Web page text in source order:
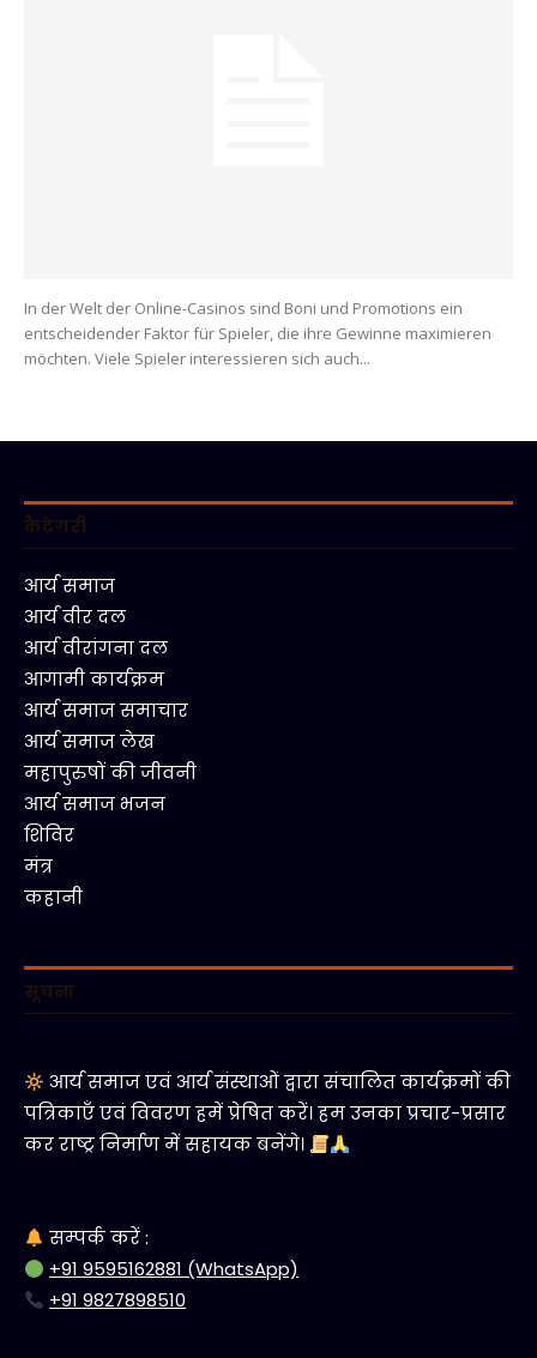
In der Welt der Online-Casinos sind Boni und Promotions ein
entscheidender Faktor für Spieler, die ihre Gewinne maximieren
möchten. Viele Spieler interessieren sich auch...
कैटेगरी
आर्य समाज
आर्य वीर दल
आर्य वीरांगना दल
आगामी कार्यक्रम
आर्य समाज समाचार
आर्य समाज लेख
महापुरुषों की जीवनी
आर्य समाज भजन
शिविर
मंत्र
कहानी
सूचना
आर्य समाज एवं आर्य संस्थाओं द्वारा संचालित कार्यक्रमों की
पत्रिकाएँ एवं विवरण हमें प्रेषित करें। हम उनका प्रचार-प्रसार
कर राष्ट्र निर्माण में सहायक बनेंगे।
सम्पर्क करें :
+91 9595162881 (WhatsApp)
+91 9827898510